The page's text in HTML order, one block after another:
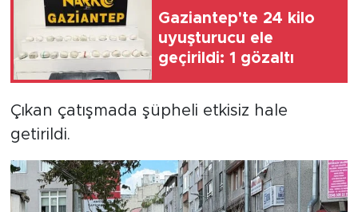
Gaziantep'te 24 kilo
uyuşturucu ele
geçirildi: 1 gözaltı
Çıkan çatışmada şüpheli etkisiz hale
getirildi.